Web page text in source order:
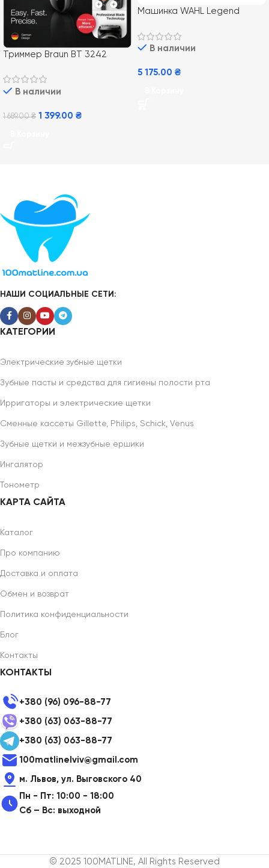
Триммер Braun BT 3242
В наличии
1 689.00₴ 1 399.00 ₴
Машинка WAHL Legend
В наличии
5 175.00 ₴
НАШИ СОЦИАЛЬНЫЕ СЕТИ:
КАТЕГОРИИ
Электрические зубные щетки
Зубные пасты и средства для гигиены полости рта
Ирригаторы и электрические щетки
Сменные кассеты Gillette, Philips, Schick, Venus
Зубные щетки и межзубные ершики
Ингалятор
Тонометр
КАРТА САЙТА
Каталог
Про компанию
Доставка и оплата
Обмен и возврат
Политика конфиденциальности
Блог
Контакты
КОНТАКТЫ
+380 (96) 096-88-77
+380 (63) 063-88-77
+380 (63) 063-88-77
100matlinelviv@gmail.com
м. Львов, ул. Выговского 40
Пн - Пт: 10:00 - 18:00
Сб – Вс: выходной
© 2025 100MATLINE, All Rights Reserved